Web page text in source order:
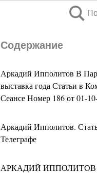
Содержание
Аркадий Ипполитов В
выставка года Статьи в
Сеансе Номер 186 от 01-
Аркадий Ипполитов.
Телеграфе
АРКАДИЙ ИППОЛИТОВ